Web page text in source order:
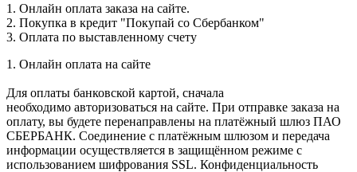
1. Онлайн оплата заказа на сайте.
2. Покупка в кредит "Покупай со Сбербанком"
3. Оплата по выставленному счету
1. Онлайн оплата на сайте
Для оплаты банковской картой, сначала
необходимо авторизоваться на сайте. При отправке заказа на
оплату, вы будете перенаправлены на платёжный шлюз ПАО
СБЕРБАНК. Соединение с платёжным шлюзом и передача
информации осуществляется в защищённом режиме с
использованием шифрования SSL. Конфиденциальность